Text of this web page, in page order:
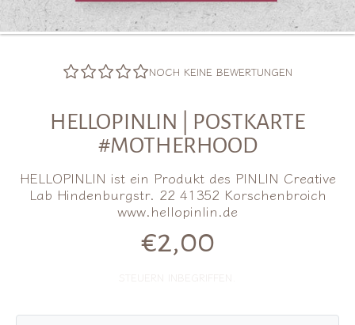
NOCH KEINE BEWERTUNGEN
HELLOPINLIN | POSTKARTE
#MOTHERHOOD
HELLOPINLIN ist ein Produkt des PINLIN Creative
Lab Hindenburgstr. 22 41352 Korschenbroich
www.hellopinlin.de
Normalpreis
€2,00